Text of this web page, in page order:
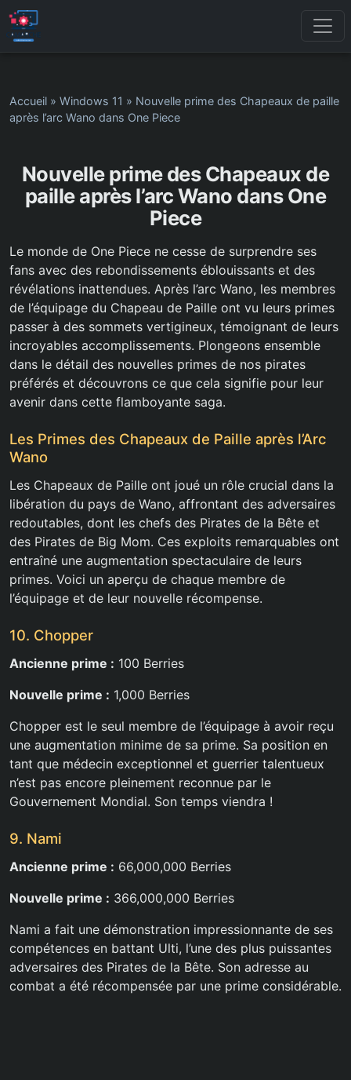
Accueil » Windows 11 » Nouvelle prime des Chapeaux de paille
après l’arc Wano dans One Piece
Nouvelle prime des Chapeaux de
paille après l’arc Wano dans One
Piece
Le monde de One Piece ne cesse de surprendre ses
fans avec des rebondissements éblouissants et des
révélations inattendues. Après l’arc Wano, les membres
de l’équipage du Chapeau de Paille ont vu leurs primes
passer à des sommets vertigineux, témoignant de leurs
incroyables accomplissements. Plongeons ensemble
dans le détail des nouvelles primes de nos pirates
préférés et découvrons ce que cela signifie pour leur
avenir dans cette flamboyante saga.
Les Primes des Chapeaux de Paille après l’Arc
Wano
Les Chapeaux de Paille ont joué un rôle crucial dans la
libération du pays de Wano, affrontant des adversaires
redoutables, dont les chefs des Pirates de la Bête et
des Pirates de Big Mom. Ces exploits remarquables ont
entraîné une augmentation spectaculaire de leurs
primes. Voici un aperçu de chaque membre de
l’équipage et de leur nouvelle récompense.
10. Chopper
Ancienne prime : 100 Berries
Nouvelle prime : 1,000 Berries
Chopper est le seul membre de l’équipage à avoir reçu
une augmentation minime de sa prime. Sa position en
tant que médecin exceptionnel et guerrier talentueux
n’est pas encore pleinement reconnue par le
Gouvernement Mondial. Son temps viendra !
9. Nami
Ancienne prime : 66,000,000 Berries
Nouvelle prime : 366,000,000 Berries
Nami a fait une démonstration impressionnante de ses
compétences en battant Ulti, l’une des plus puissantes
adversaires des Pirates de la Bête. Son adresse au
combat a été récompensée par une prime considérable.